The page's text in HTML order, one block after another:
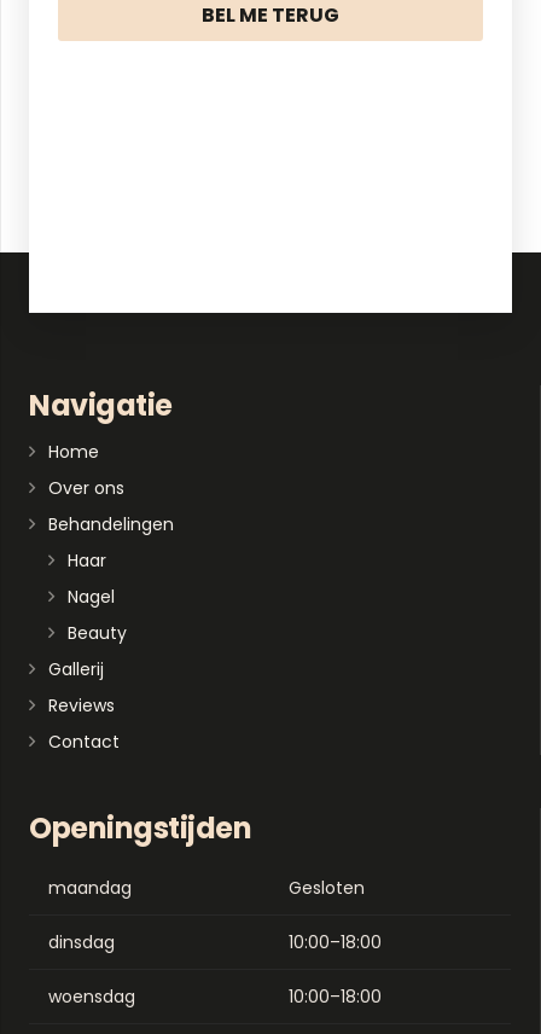
BEL ME TERUG
Navigatie
Home
Over ons
Behandelingen
Haar
Nagel
Beauty
Gallerij
Reviews
Contact
Openingstijden
maandag Gesloten
dinsdag 10:00–18:00
woensdag 10:00–18:00